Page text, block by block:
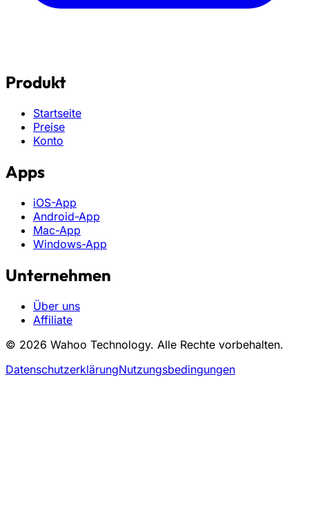
Produkt
Startseite
Preise
Konto
Apps
iOS-App
Android-App
Mac-App
Windows-App
Unternehmen
Über uns
Affiliate
© 2026 Wahoo Technology. Alle Rechte vorbehalten.
DatenschutzerklärungNutzungsbedingungen